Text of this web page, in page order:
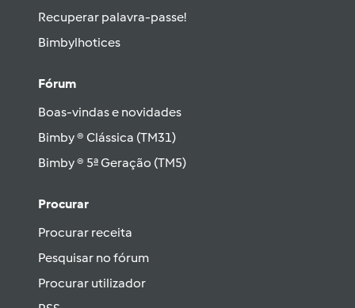
Recuperar palavra-passe!
Bimbylhotices
Fórum
Boas-vindas e novidades
Bimby ® Clássica (TM31)
Bimby ® 5ª Geração (TM5)
Procurar
Procurar receita
Pesquisar no fórum
Procurar utilizador